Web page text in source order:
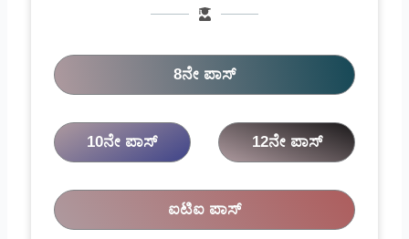
8ನೇ ಪಾಸ್
10ನೇ ಪಾಸ್ 12ನೇ ಪಾಸ್
ಐಟಿಐ ಪಾಸ್